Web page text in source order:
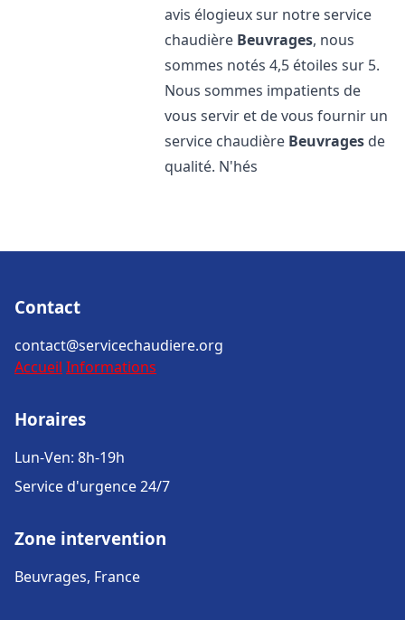
avis élogieux sur notre service
chaudière Beuvrages, nous
sommes notés 4,5 étoiles sur 5.
Nous sommes impatients de
vous servir et de vous fournir un
service chaudière Beuvrages de
qualité. N'hés
Contact
contact@servicechaudiere.org
Accueil Informations
Horaires
Lun-Ven: 8h-19h
Service d'urgence 24/7
Zone intervention
Beuvrages, France